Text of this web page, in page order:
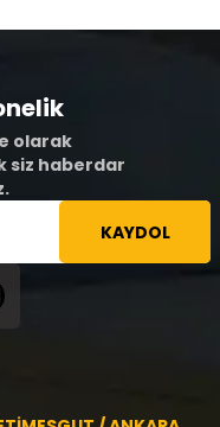
olarak
siz haberdar
KAYDOL